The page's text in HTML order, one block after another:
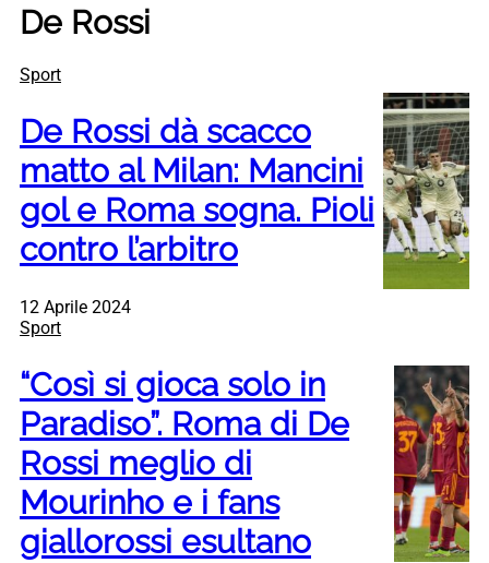
De Rossi
Sport
De Rossi dà scacco
matto al Milan: Mancini
gol e Roma sogna. Pioli
contro l’arbitro
12 Aprile 2024
Sport
“Così si gioca solo in
Paradiso”. Roma di De
Rossi meglio di
Mourinho e i fans
giallorossi esultano